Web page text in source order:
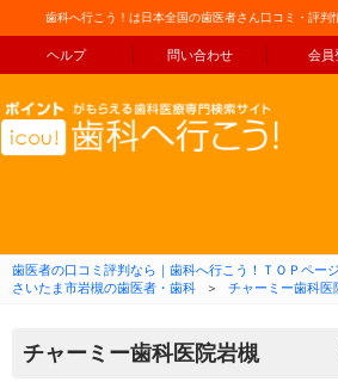
歯科へ行こう！は日本全国の歯医者さん口コミ・評
ヘルプ 問い合わせ 会員
コンテ
歯医者の口コミ評判なら｜歯科へ行こう！ＴＯＰページ
さいたま市岩槻の歯医者・歯科
＞ チャーミー歯科医
チャーミー歯科医院岩槻